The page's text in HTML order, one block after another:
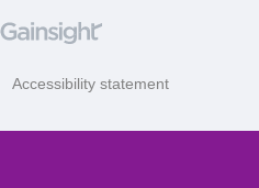
Accessibility statement